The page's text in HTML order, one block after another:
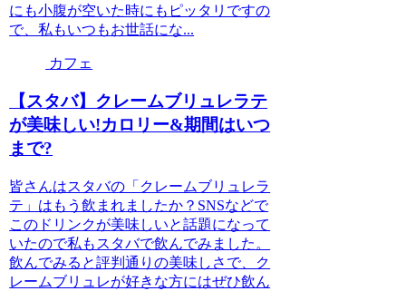
にも小腹が空いた時にもピッタリですの
で、私もいつもお世話にな...
カフェ
【スタバ】クレームブリュレラテ
が美味しい!カロリー&期間はいつ
まで?
皆さんはスタバの「クレームブリュレラ
テ」はもう飲まれましたか？SNSなどで
このドリンクが美味しいと話題になって
いたので私もスタバで飲んでみました。
飲んでみると評判通りの美味しさで、ク
レームブリュレが好きな方にはぜひ飲ん